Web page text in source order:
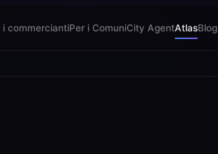
i commerciantiPer i ComuniCity AgentAtlasBlog